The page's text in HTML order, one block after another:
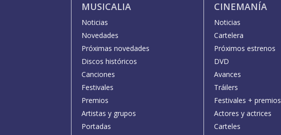
MUSICALIA
Noticias
Novedades
Próximas novedades
Discos históricos
Canciones
Festivales
Premios
Artistas y grupos
Portadas
CINEMANÍA
Noticias
Cartelera
Próximos estrenos
DVD
Avances
Tráilers
Festivales + premios
Actores y actrices
Carteles